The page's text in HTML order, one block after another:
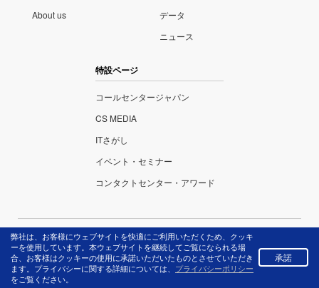
About us
データ
ニュース
特設ページ
コールセンタージャパン
CS MEDIA
ITさがし
イベント・セミナー
コンタクトセンター・アワード
株式会社リックテレ
コム
〒113-0034 東京都文
京区湯島3-7-7 TEL
プライバ
シーポリ
シー
弊社は、お客様にウェブサイトを快適にご利用いただくため、クッキ
ーを使用しています。本ウェブサイトを継続してご覧になられる場
合、お客様はクッキーの使用に承諾いただいたものとさせていただき
ます。プライバシーに関する詳細については、 プライバシーポリシー
をご覧ください。
承諾